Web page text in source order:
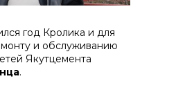
год Кролика и для
и обслуживанию
Якутцемента
.